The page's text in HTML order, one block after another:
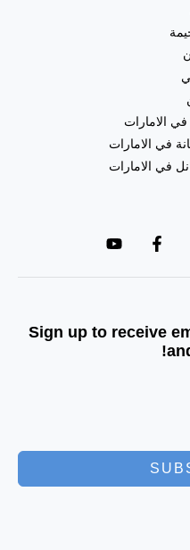
الامارات
في الامارات
في الامارات
Sign up to receive